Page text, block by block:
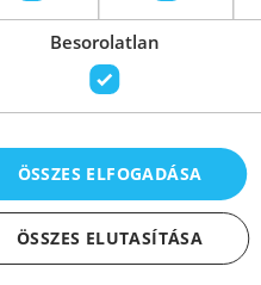
Ft 29 348 Ft
-32% Raktáron
Besorolatlan
ÖSSZES ELFOGADÁSA
ÖSSZES ELUTASÍTÁSA